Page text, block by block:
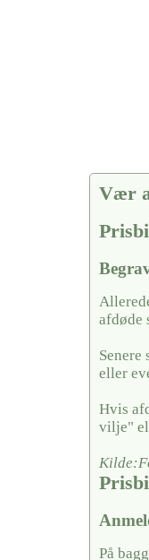
Vær
afdøde
eller
Hvis
vilje"
På